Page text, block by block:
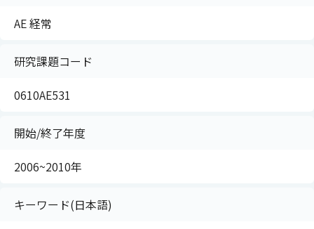
AE 経常
研究課題コード
0610AE531
開始/終了年度
2006~2010年
キーワード(日本語)